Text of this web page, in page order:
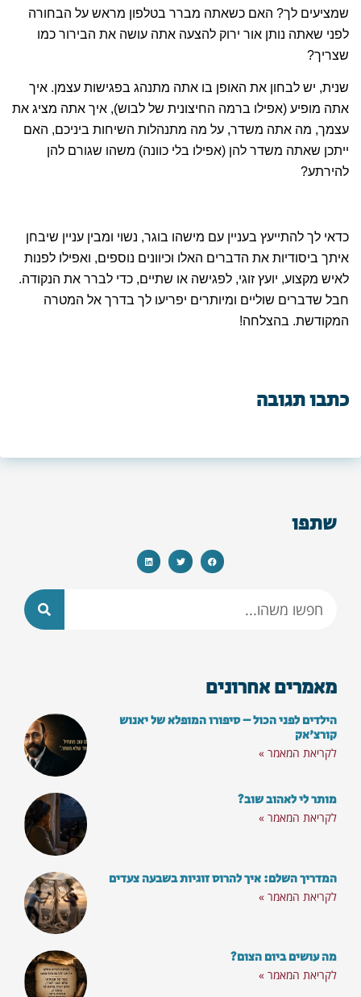
שמציעים לך? האם כשאתה מברר בטלפון מראש על הבחורה
לפני שאתה נותן אור ירוק להצעה אתה עושה את הבירור כמו
שצריך?
שנית, יש לבחון את האופן בו אתה מתנהג בפגישות עצמן. איך
אתה מופיע (אפילו ברמה החיצונית של לבוש), איך אתה מציג את
עצמך, מה אתה משדר, על מה מתנהלות השיחות ביניכם, האם
ייתכן שאתה משדר להן (אפילו בלי כוונה) משהו שגורם להן
להירתע?
כדאי לך להתייעץ בעניין עם מישהו בוגר, נשוי ומבין עניין שיבחן
איתך ביסודיות את הדברים האלו וכיוונים נוספים, ואפילו לפנות
לאיש מקצוע, יועץ זוגי, לפגישה או שתיים, כדי לברר את הנקודה.
חבל שדברים שוליים ומיותרים יפריעו לך בדרך אל המטרה
המקודשת. בהצלחה!
כתבו תגובה
שתפו
מאמרים אחרונים
הילדים לפני הכול – סיפורו המופלא של יאנוש
קורצ'אק
לקריאת המאמר »
מותר לי לאהוב שוב?
לקריאת המאמר »
המדריך השלם: איך להרוס זוגיות בשבעה צעדים
לקריאת המאמר »
מה עושים ביום הצום?
לקריאת המאמר »